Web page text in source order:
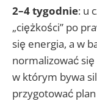
2–4 tygodnie: u
„ciężkości” po
się energia, a w
normalizować
w którym bywa
przygotować